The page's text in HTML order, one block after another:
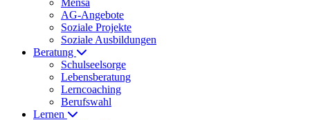
Mensa
AG-Angebote
Soziale Projekte
Soziale Ausbildungen
Beratung
Schulseelsorge
Lebensberatung
Lerncoaching
Berufswahl
Lernen